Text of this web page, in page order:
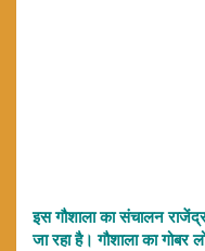
इस गौशाला का संचालन
जा रहा है। गौशाला का